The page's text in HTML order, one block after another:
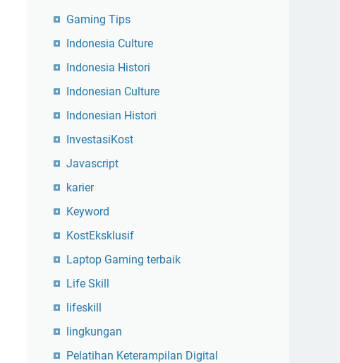
Gaming Tips
Indonesia Culture
Indonesia Histori
Indonesian Culture
Indonesian Histori
InvestasiKost
Javascript
karier
Keyword
KostEksklusif
Laptop Gaming terbaik
Life Skill
lifeskill
lingkungan
Pelatihan Keterampilan Digital